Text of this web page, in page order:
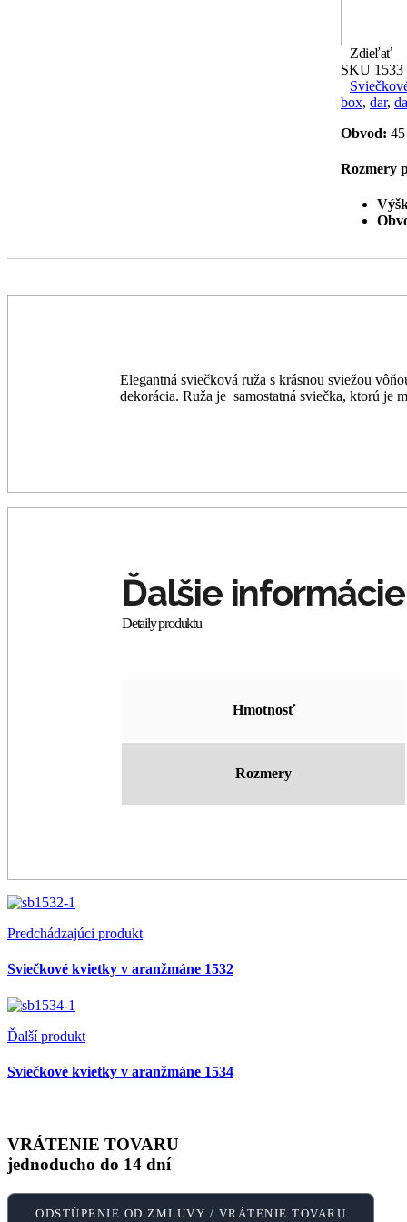
Zdieľať
SKU 1533
box, dar,
Obvod:
Rozmery
Elegantná sviečková ruža s krásnou sviežou
dekorácia. Ruža je samostatná sviečka, ktorú je
Hmotnosť
Rozmery
Predchádzajúci produkt
Sviečkové kvietky v aranžmáne 1532
Ďalší produkt
Sviečkové kvietky v aranžmáne 1534
VRÁTENIE TOVARU
jednoducho do 14 dní
ODSTÚPENIE OD ZMLUVY / VRÁTENIE TOVARU